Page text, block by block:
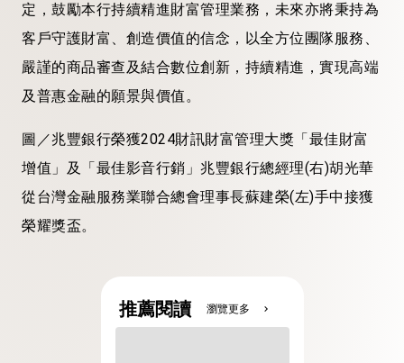
定，鼓勵本行持續精進財富管理業務，未來亦將秉持為
客戶守護財富、創造價值的信念，以全方位團隊服務、
嚴謹的商品審查及結合數位創新，持續精進，實現高端
及普惠金融的願景與價值。
圖／兆豐銀行榮獲2024財訊財富管理大獎「最佳財富
增值」及「最佳影音行銷」兆豐銀行總經理(右)胡光華
從台灣金融服務業聯合總會理事長蘇建榮(左)手中接獲
榮耀獎盃。
推薦閱讀 瀏覽更多 chevron_right